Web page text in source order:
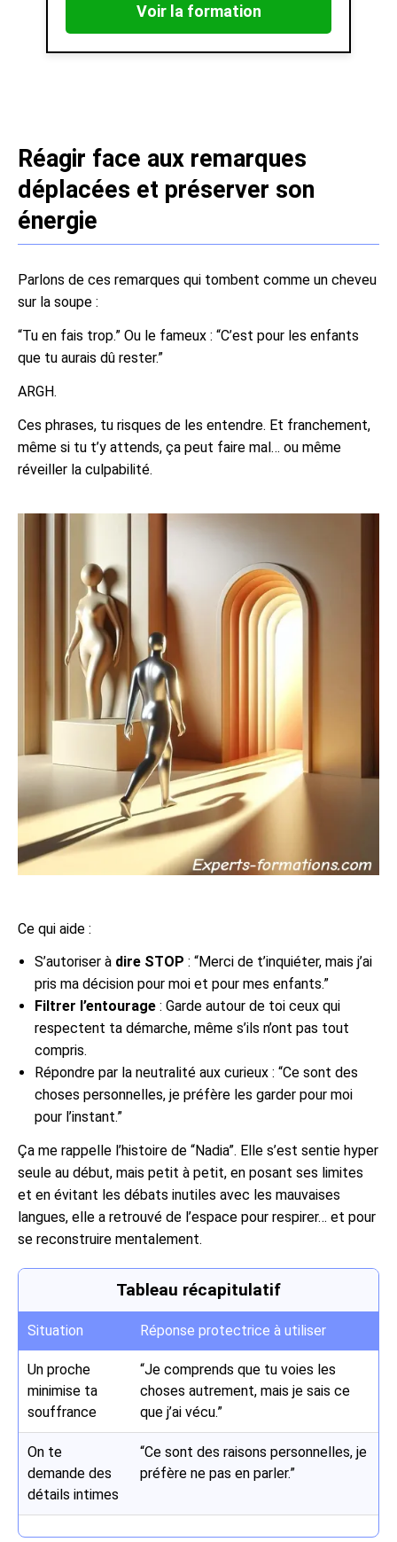
Voir la formation
Réagir face aux remarques
déplacées et préserver son
énergie
Parlons de ces remarques qui tombent comme un cheveu
sur la soupe :
“Tu en fais trop.” Ou le fameux : “C’est pour les enfants
que tu aurais dû rester.”
ARGH.
Ces phrases, tu risques de les entendre. Et franchement,
même si tu t’y attends, ça peut faire mal… ou même
réveiller la culpabilité.
Ce qui aide :
S’autoriser à dire STOP : “Merci de t’inquiéter, mais j’ai
pris ma décision pour moi et pour mes enfants.”
Filtrer l’entourage : Garde autour de toi ceux qui
respectent ta démarche, même s’ils n’ont pas tout
compris.
Répondre par la neutralité aux curieux : “Ce sont des
choses personnelles, je préfère les garder pour moi
pour l’instant.”
Ça me rappelle l’histoire de “Nadia”. Elle s’est sentie hyper
seule au début, mais petit à petit, en posant ses limites
et en évitant les débats inutiles avec les mauvaises
langues, elle a retrouvé de l’espace pour respirer… et pour
se reconstruire mentalement.
Tableau récapitulatif
Situation Réponse protectrice à utiliser
Un proche
minimise ta
souffrance
“Je comprends que tu voies les
choses autrement, mais je sais ce
que j’ai vécu.”
On te
demande des
détails intimes
“Ce sont des raisons personnelles, je
préfère ne pas en parler.”